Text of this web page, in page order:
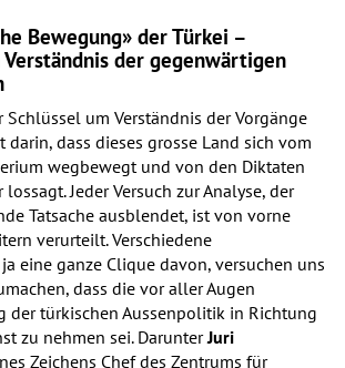
Bewegung» der Türkei –
der gegenwärtigen
Schlüssel um Verständnis der Vorgänge
darin, dass dieses grosse Land sich vom
wegbewegt und von den Diktaten
lossagt. Jeder Versuch zur Analyse, der
Tatsache ausblendet, ist von vorne
verurteilt. Verschiedene
eine ganze Clique davon, versuchen uns
dass die vor aller Augen
der türkischen Aussenpolitik in Richtung
zu nehmen sei. DarunterJuri
Zeichens Chef des Zentrums für